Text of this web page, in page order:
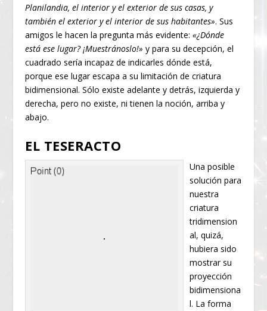
Planilandia, el interior y el exterior de sus casas, y
también el exterior y el interior de sus habitantes». Sus
amigos le hacen la pregunta más evidente:«¿Dónde
está ese lugar? ¡Muestránoslo!» y para su decepción, el
cuadrado sería incapaz de indicarles dónde está,
porque ese lugar escapa a su limitación de criatura
bidimensional. Sólo existe adelante y detrás, izquierda y
derecha, pero no existe, ni tienen la noción, arriba y
abajo.
EL TESERACTO
Una posible
solución para
nuestra
criatura
tridimension
al, quizá,
hubiera sido
mostrar su
proyección
bidimensiona
l. La forma